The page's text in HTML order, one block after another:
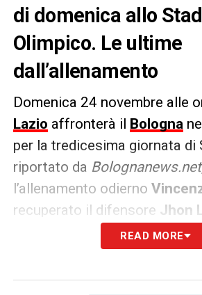
di domenica allo
Olimpico. Le ultime
dall’allenamento
Domenica 24 novembre alle
Lazio affronterà il Bologna
per la tredicesima giornata di
riportato da Bolognanews.net
l’allenamento odierno
recuperato il difensore Jhon
El Azzouzi, Aebischer e
READ MORE